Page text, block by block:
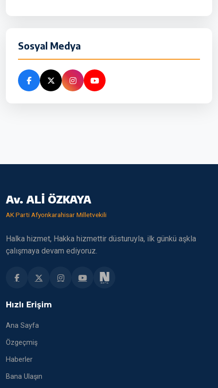
Sosyal Medya
Av. ALİ ÖZKAYA
AK Parti Afyonkarahisar Milletvekili
Halka hizmet, Hakka hizmettir düsturuyla, ilk günkü aşkla
çalışmaya devam ediyoruz.
Hızlı Erişim
Ana Sayfa
Özgeçmiş
Haberler
Bana Ulaşın